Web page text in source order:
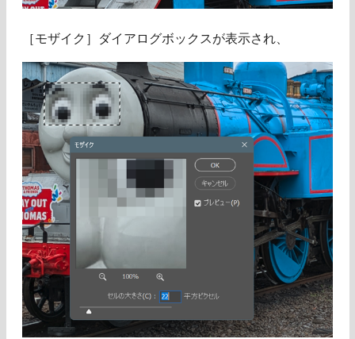
［モザイク］ダイアログボックスが表示され、